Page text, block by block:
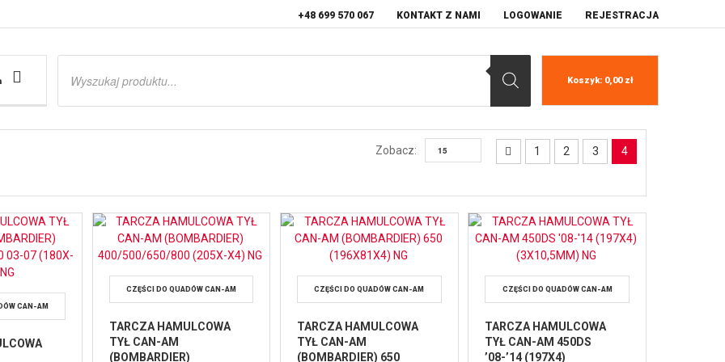
+48 699 570 067 KONTAKT Z NAMI LOGOWANIE REJESTRACJA
Wyszukiwarka
Koszyk: 0,00 zł
Zobacz: 1 2 3 4
CAN-AM
CZĘŚCI DO QUADÓW CAN-AM
TARCZA HAMULCOWA
TYŁ CAN-AM
(BOMBARDIER)
CZĘŚCI DO QUADÓW CAN-AM
TARCZA HAMULCOWA
TYŁ CAN-AM
(BOMBARDIER) 650
CZĘŚCI DO QUADÓW CAN-AM
TARCZA HAMULCOWA
TYŁ CAN-AM 450DS
’08-’14 (197X4)